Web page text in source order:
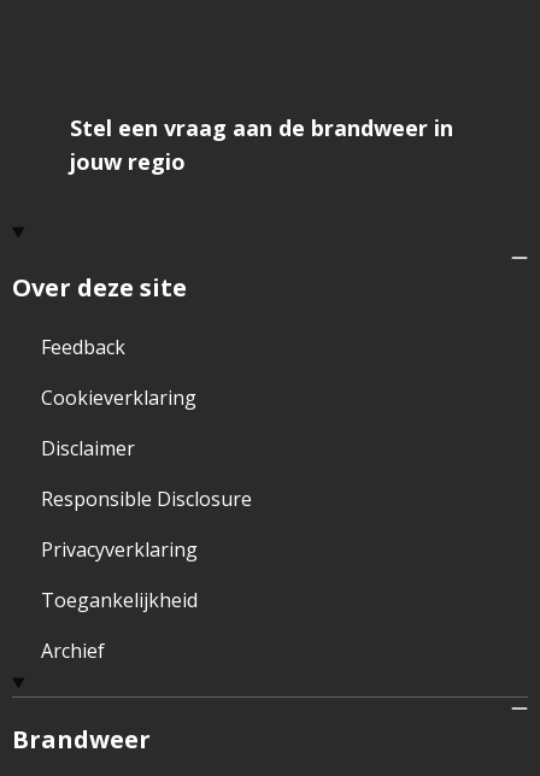
Over deze site
Feedback
Cookieverklaring
Disclaimer
Responsible Disclosure
Privacyverklaring
Toegankelijkheid
Archief
Brandweer
Stel een vraag aan de brandweer in
jouw regio